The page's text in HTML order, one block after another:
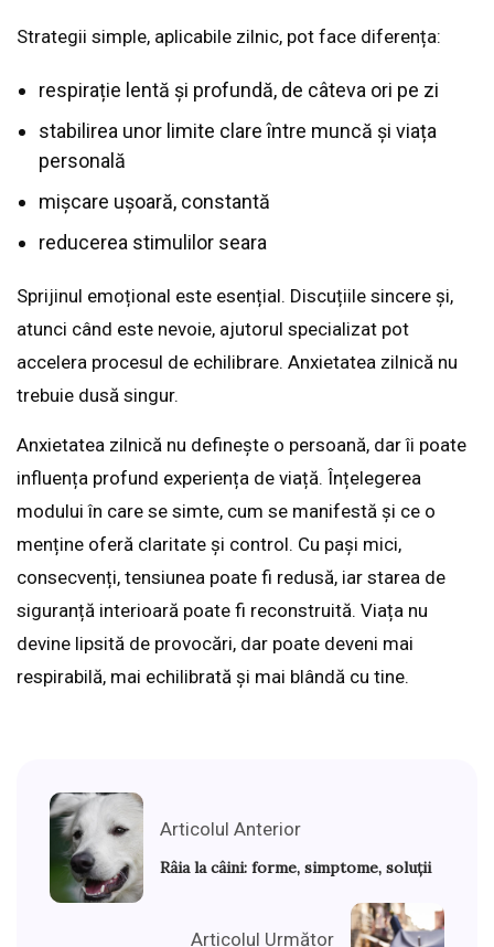
Strategii simple, aplicabile zilnic, pot face diferența:
respirație lentă și profundă, de câteva ori pe zi
stabilirea unor limite clare între muncă și viața
personală
mișcare ușoară, constantă
reducerea stimulilor seara
Sprijinul emoțional este esențial. Discuțiile sincere și,
atunci când este nevoie, ajutorul specializat pot
accelera procesul de echilibrare. Anxietatea zilnică nu
trebuie dusă singur.
Anxietatea zilnică nu definește o persoană, dar îi poate
influența profund experiența de viață. Înțelegerea
modului în care se simte, cum se manifestă și ce o
menține oferă claritate și control. Cu pași mici,
consecvenți, tensiunea poate fi redusă, iar starea de
siguranță interioară poate fi reconstruită. Viața nu
devine lipsită de provocări, dar poate deveni mai
respirabilă, mai echilibrată și mai blândă cu tine.
Articolul Anterior
Râia la câini: forme, simptome, soluții
Articolul Următor